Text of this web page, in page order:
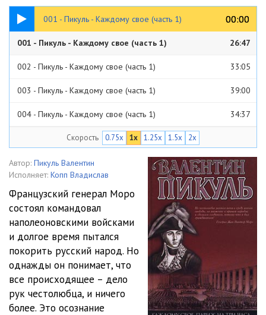
001 - Пикуль - Каждому свое (часть 1) 00:00
00:00
26:47
001 - Пикуль - Каждому свое (часть 1) 26:47
002 - Пикуль - Каждому свое (часть 1) 33:05
003 - Пикуль - Каждому свое (часть 1) 39:00
004 - Пикуль - Каждому свое (часть 1) 34:37
005 - Пикуль - Каждому свое (часть 1)
006 - Пикуль - Каждому свое (часть 1) 27:56
35:41
008 - Пикуль - Каждому свое (часть 1) 17:52
009 - Пикуль - Каждому свое (часть 1)
010 - Пикуль - Каждому свое (часть 2)
011 - Пикуль - Каждому свое (часть 2) 42:06
012 - Пикуль - Каждому свое (часть 2) 35:55
Скорость 0.75x 1x 1.25x 1.5x 2x
Автор: Пикуль Валентин
Исполняет: Копп Владислав
Французский генерал Моро
состоял командовал
наполеоновскими войсками
и долгое время пытался
покорить русский народ. Но
однажды он понимает, что
все происходящее – дело
рук честолюбца, и ничего
более. Это осознание